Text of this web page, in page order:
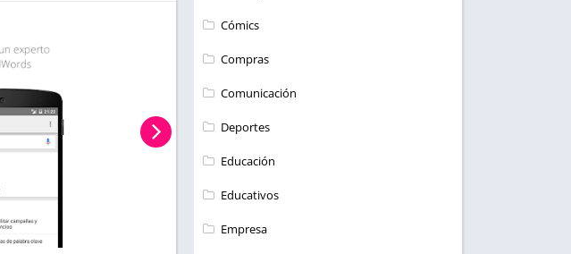
Cómics
Compras
Comunicación
Deportes
Educación
Educativos
Empresa